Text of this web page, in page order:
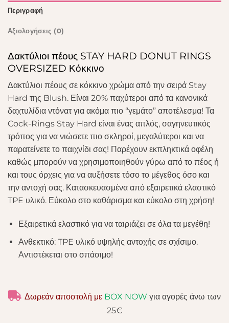
Περιγραφή
Αξιολογήσεις (0)
Δακτύλιοι πέους STAY HARD DONUT RINGS
OVERSIZED Κόκκινο
Δακτύλιοι πέους σε κόκκινο χρώμα από την σειρά Stay
Hard της Blush. Είναι 20% παχύτεροι από τα κανονικά
δαχτυλίδια ντόνατ για ακόμα πιο “γεμάτο” αποτέλεσμα! Τα
Cock-Rings Stay Hard είναι ένας απλός, σαγηνευτικός
τρόπος για να νιώσετε πιο σκληροί, μεγαλύτεροι και να
παρατείνετε το παιχνίδι σας! Παρέχουν εκπληκτικά οφέλη
καθώς μπορούν να χρησιμοποιηθούν γύρω από το πέος ή
και τους όρχεις για να αυξήσετε τόσο το μέγεθος όσο και
την αντοχή σας. Κατασκευασμένα από εξαιρετικά ελαστικό
TPE υλικό. Εύκολο στο καθάρισμα και εύκολο στη χρήση!
Εξαιρετικά ελαστικό για να ταιριάζει σε όλα τα μεγέθη!
Ανθεκτικό: TPE υλικό υψηλής αντοχής σε σχίσιμο.
Αντιστέκεται στο σπάσιμο!
Δωρεάν αποστολή με BOX NOW για αγορές άνω των
25€